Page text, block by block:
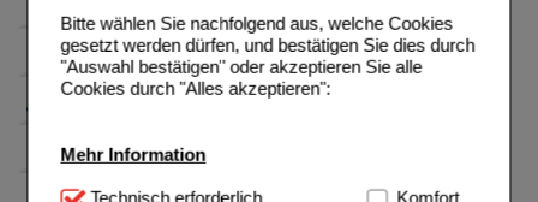
Bitte wählen Sie nachfolgend aus, welche Cookies
gesetzt werden dürfen, und bestätigen Sie dies durch
"Auswahl bestätigen" oder akzeptieren Sie alle
Cookies durch "Alles akzeptieren":
Mehr Information
Technisch Notwendig:Hierbei handelt es sich um
Technisch erforderlich Komfort